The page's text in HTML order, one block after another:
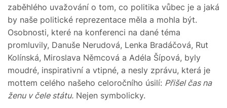
zaběhlého uvažování o tom, co politika vůbec je a jaká
by naše politické reprezentace měla a mohla být.
Osobnosti, které na konferenci na dané téma
promluvily, Danuše Nerudová, Lenka Bradáčová, Rut
Kolínská, Miroslava Němcová a Adéla Šípová, byly
moudré, inspirativní a vtipné, a nesly zprávu, která je
mottem celého našeho celoročního úsilí: Přišel čas na
ženu v čele státu. Nejen symbolicky.